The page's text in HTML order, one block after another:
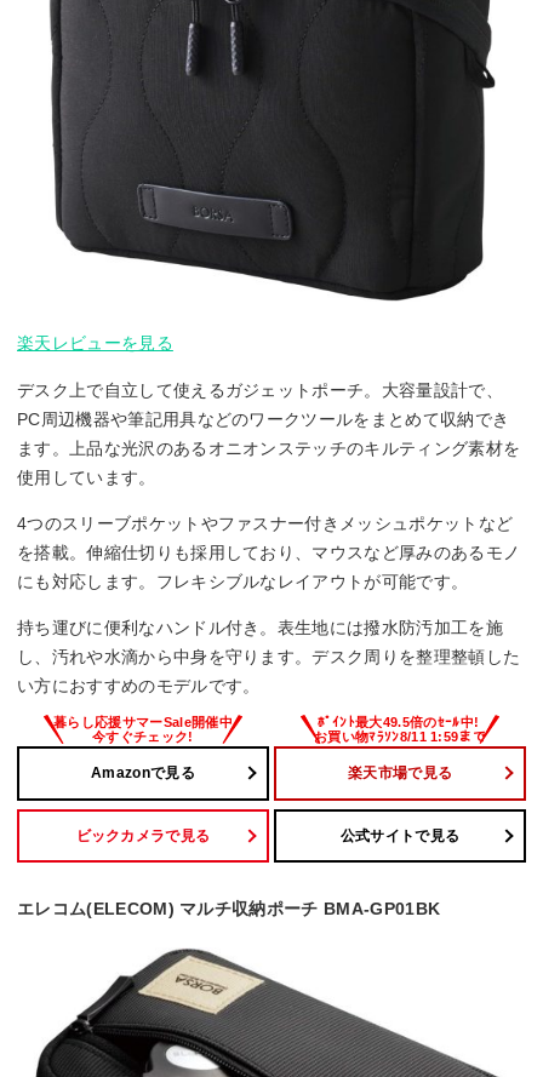
楽天レビューを見る
デスク上で自立して使えるガジェットポーチ。大容量設計で、
PC周辺機器や筆記用具などのワークツールをまとめて収納でき
ます。上品な光沢のあるオニオンステッチのキルティング素材を
使用しています。
4つのスリーブポケットやファスナー付きメッシュポケットなど
を搭載。伸縮仕切りも採用しており、マウスなど厚みのあるモノ
にも対応します。フレキシブルなレイアウトが可能です。
持ち運びに便利なハンドル付き。表生地には撥水防汚加工を施
し、汚れや水滴から中身を守ります。デスク周りを整理整頓した
い方におすすめのモデルです。
Amazonで見る 楽天市場で見る
ビックカメラで見る 公式サイトで見る
エレコム(ELECOM) マルチ収納ポーチ BMA-GP01BK